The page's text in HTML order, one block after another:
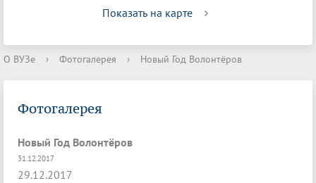
Показать на карте
О ВУЗе › Фотогалерея › Новый Год Волонтёров
Фотогалерея
Новый Год Волонтёров
31.12.2017
29.12.2017